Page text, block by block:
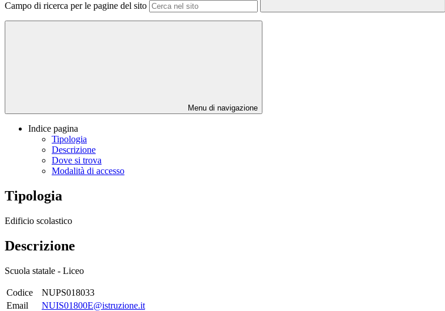
Campo di ricerca per le pagine del sito
Menu di navigazione
Indice pagina
Tipologia
Descrizione
Dove si trova
Modalità di accesso
Tipologia
Edificio scolastico
Descrizione
Scuola statale - Liceo
Codice
NUPS018033
Email
NUIS01800E@istruzione.it